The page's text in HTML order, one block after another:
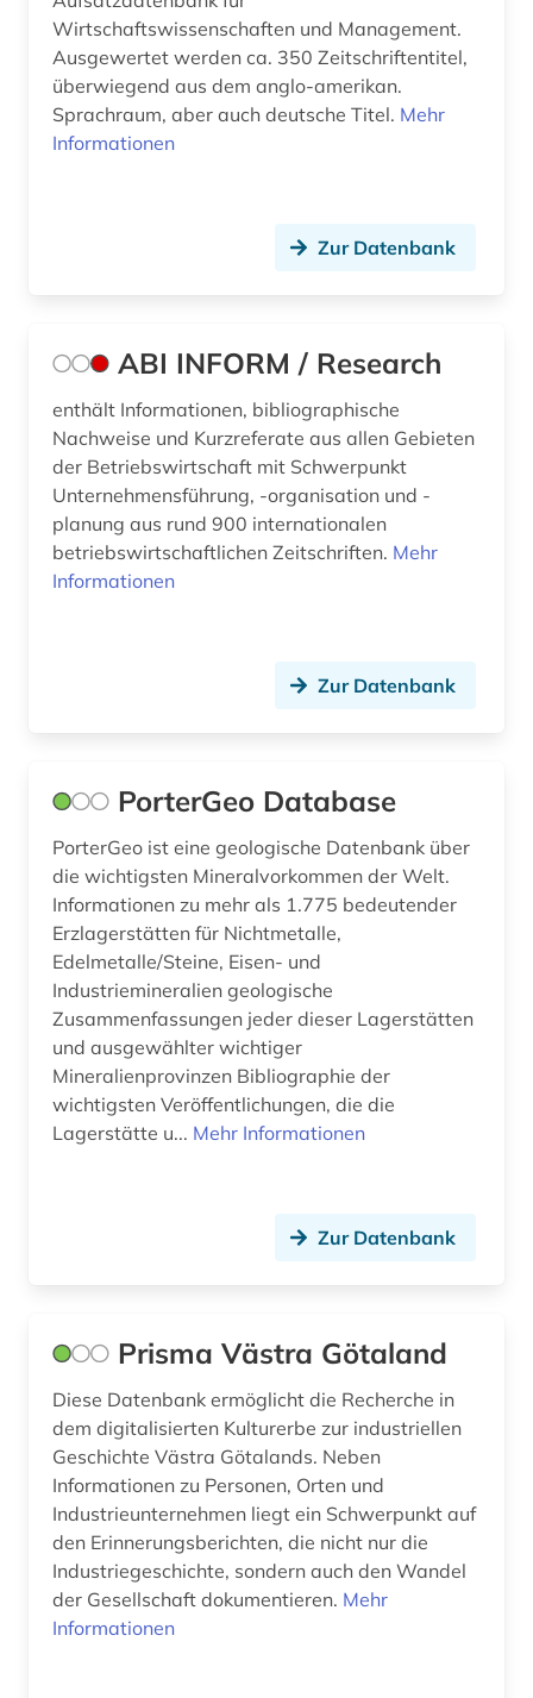
Wirtschaftswissenschaften und Management.
Ausgewertet werden ca. 350 Zeitschriftentitel,
überwiegend aus dem anglo-amerikan.
Sprachraum, aber auch deutsche Titel. Mehr
Informationen
Zur Datenbank
ABI INFORM / Research
enthält Informationen, bibliographische
Nachweise und Kurzreferate aus allen Gebieten
der Betriebswirtschaft mit Schwerpunkt
Unternehmensführung, -organisation und -
planung aus rund 900 internationalen
betriebswirtschaftlichen Zeitschriften. Mehr
Informationen
Zur Datenbank
PorterGeo Database
PorterGeo ist eine geologische Datenbank über
die wichtigsten Mineralvorkommen der Welt.
Informationen zu mehr als 1.775 bedeutender
Erzlagerstätten für Nichtmetalle,
Edelmetalle/Steine, Eisen- und
Industriemineralien geologische
Zusammenfassungen jeder dieser Lagerstätten
und ausgewählter wichtiger
Mineralienprovinzen Bibliographie der
wichtigsten Veröffentlichungen, die die
Lagerstätte u... Mehr Informationen
Zur Datenbank
Prisma Västra Götaland
Diese Datenbank ermöglicht die Recherche in
dem digitalisierten Kulturerbe zur industriellen
Geschichte Västra Götalands. Neben
Informationen zu Personen, Orten und
Industrieunternehmen liegt ein Schwerpunkt auf
den Erinnerungsberichten, die nicht nur die
Industriegeschichte, sondern auch den Wandel
der Gesellschaft dokumentieren. Mehr
Informationen